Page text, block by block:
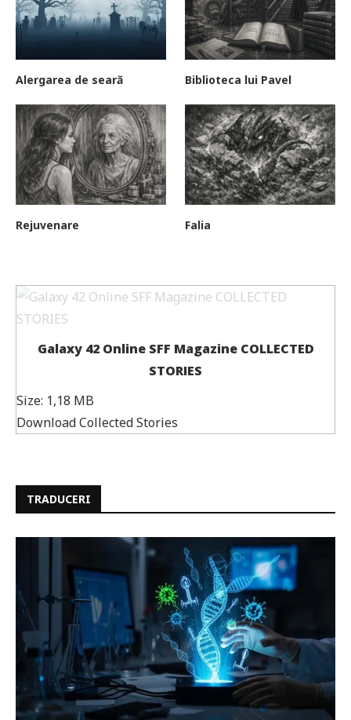
Alergarea de seară Biblioteca lui Pavel
Rejuvenare Falia
Galaxy 42 Online SFF Magazine COLLECTED
STORIES
Size: 1,18 MB
Download Collected Stories
TRADUCERI